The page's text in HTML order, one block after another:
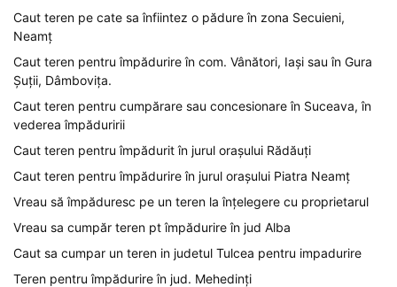
Caut teren pe cate sa înfiintez o pădure în zona Secuieni,
Neamț
Caut teren pentru împădurire în com. Vânători, Iași sau în Gura
Șuții, Dâmbovița.
Caut teren pentru cumpărare sau concesionare în Suceava, în
vederea împăduririi
Caut teren pentru împădurit în jurul orașului Rădăuți
Caut teren pentru împădurire în jurul orașului Piatra Neamț
Vreau să împăduresc pe un teren la înțelegere cu proprietarul
Vreau sa cumpăr teren pt împădurire în jud Alba
Caut sa cumpar un teren in judetul Tulcea pentru impadurire
Teren pentru împădurire în jud. Mehedinți